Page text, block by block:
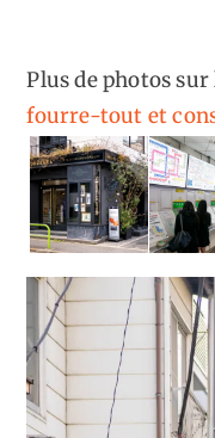
Plus de photos
fourre-tout et